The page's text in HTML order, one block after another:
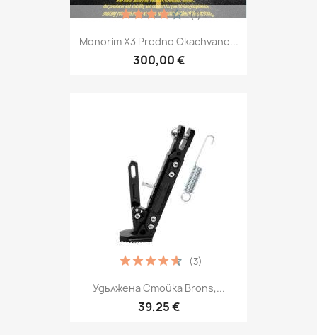
Monorim X3 Predno Okachvane...
300,00 €
(1)
Удължена Стойка Brons,...
39,25 €
(3)